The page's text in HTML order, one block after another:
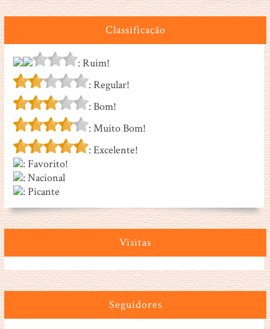
Classificação
: Ruim!
: Regular!
: Bom!
: Muito Bom!
: Excelente!
: Favorito!
: Nacional
: Picante
Visitas
Seguidores